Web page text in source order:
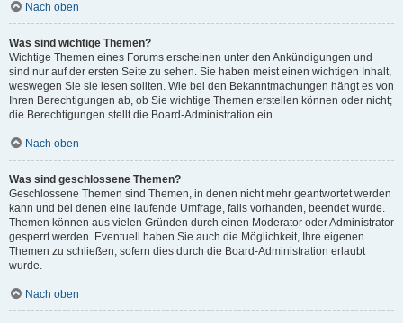
Nach oben
Was sind wichtige Themen?
Wichtige Themen eines Forums erscheinen unter den Ankündigungen und
sind nur auf der ersten Seite zu sehen. Sie haben meist einen wichtigen Inhalt,
weswegen Sie sie lesen sollten. Wie bei den Bekanntmachungen hängt es von
Ihren Berechtigungen ab, ob Sie wichtige Themen erstellen können oder nicht;
die Berechtigungen stellt die Board-Administration ein.
Nach oben
Was sind geschlossene Themen?
Geschlossene Themen sind Themen, in denen nicht mehr geantwortet werden
kann und bei denen eine laufende Umfrage, falls vorhanden, beendet wurde.
Themen können aus vielen Gründen durch einen Moderator oder Administrator
gesperrt werden. Eventuell haben Sie auch die Möglichkeit, Ihre eigenen
Themen zu schließen, sofern dies durch die Board-Administration erlaubt
wurde.
Nach oben